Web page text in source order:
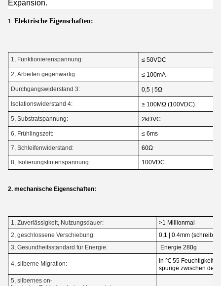
Expansion.
1. Elektrische Eigenschaften:
1, Funktionierenspannung: ≤ 50VDC
2, Arbeiten gegenwärtig: ≤ 100mA
Durchgangswiderstand 3: 0,5 | 5Ω
Isolationswiderstand 4: ≥ 100MΩ (100VDC)
5, Substratspannung: 2kDVC
6, Frühlingszeit: ≤ 6ms
7, Schleifenwiderstand: 60Ω
8, Isolierungstintenspannung: 100VDC
2. mechanische Eigenschaften:
1, Zuverlässigkeit, Nutzungsdauer:
>1 Millionmal
2, geschlossene Verschiebung:
0,1 | 0.4mm
3, Gesundheitsstandard für Energie:
Energie 280g
4, silberne Migration:
In ℃ 55 Feuchtigkeit
spurige zwischen
5, silbernes on-